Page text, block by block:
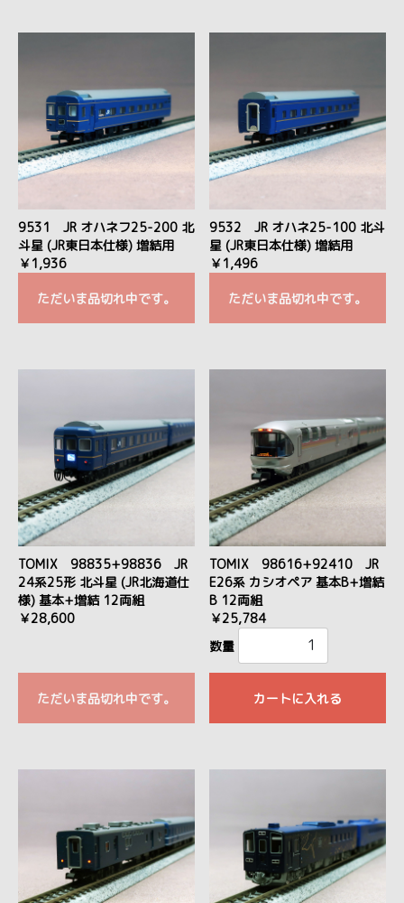
9531 JR オハネフ25-200 北
斗星 (JR東日本仕様) 増結用
￥1,936
ただいま品切れ中です。
9532 JR オハネ25-100 北斗
星 (JR東日本仕様) 増結用
￥1,496
ただいま品切れ中です。
TOMIX 98835+98836 JR
24系25形 北斗星 (JR北海道仕
様) 基本+増結 12両組
￥28,600
ただいま品切れ中です。
TOMIX 98616+92410 JR
E26系 カシオペア 基本B+増結
B 12両組
￥25,784
数量
カートに入れる